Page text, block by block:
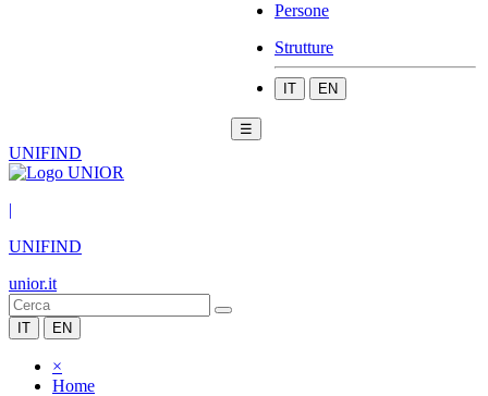
Persone
Strutture
IT EN
☰
UNIFIND
|
UNIFIND
unior.it
IT EN
×
Home